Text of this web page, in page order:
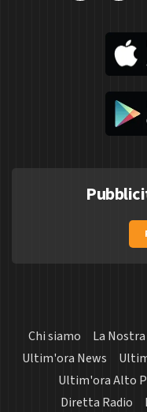
Chi siamo La Nostra
Ultim'ora News
Ultim'ora Alto
Diretta Radio